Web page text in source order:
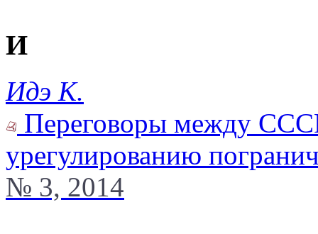
И
Идэ К.
Переговоры между
урегулированию
№ 3, 2014